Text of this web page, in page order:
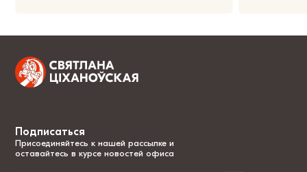
Подписаться
Присоединяйтесь к нашей рассылке и
оставайтесь в курсе новостей офиса